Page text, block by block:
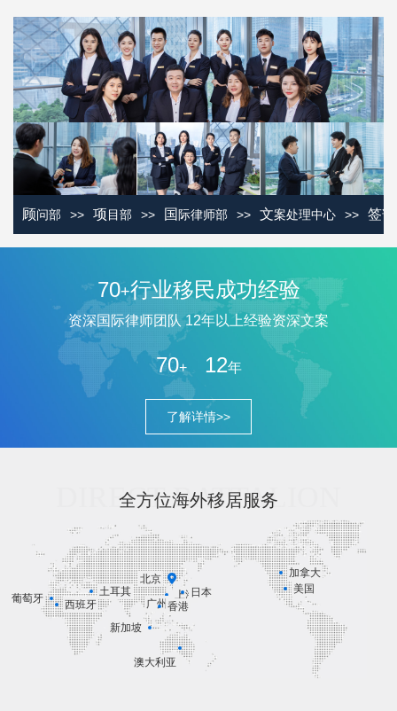
顾问部 >> 项目部 >> 国 际律师部 >> 文案处理中心 >> 签证
70+行业移民成功经验
资深国际律师团队 12年以上经验资深文案
70+ 12年
了解详情>>
DIRECT BATTALION
全方位海外移居服务
北京
上海
广州香港
葡萄牙 西班牙
土耳其
新加坡
日本
加拿大
美国
澳大利亚